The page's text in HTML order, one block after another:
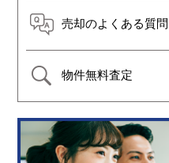
売却のよくある質問
物件無料査定